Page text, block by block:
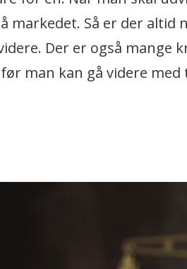
markedet. Så er der altid
Der er også
man kan gå videre